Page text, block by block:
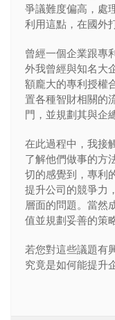
爭議難度偏高，處
利用這點，在國外
曾經一個企業跟專
外我曾經與知名大
額龐大的專利授權
置各種智財相關的
門，並規劃其與企
在此過程中，我接
了解他們做事的方
切的感覺到，專利
提升公司的競爭力
層面的問題。當然
值並規劃妥善的策
若您對這些議題有
究竟是如何能提升